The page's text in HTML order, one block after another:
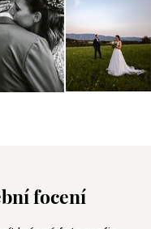
focení